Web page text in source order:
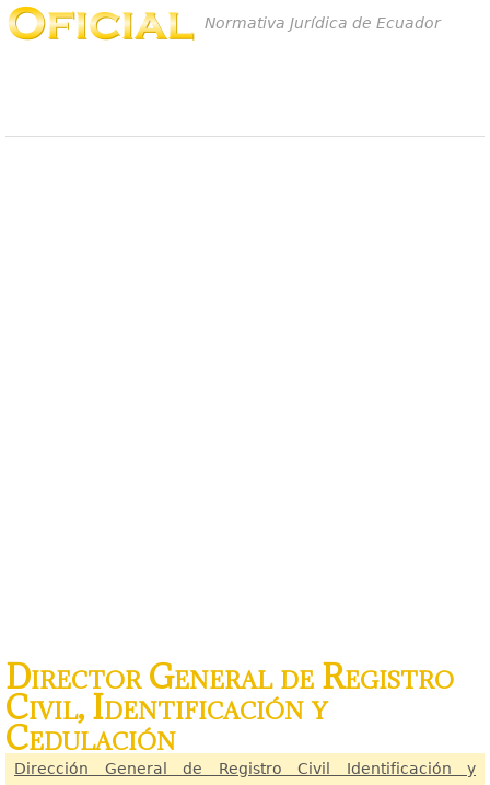
Normativa Jurídica de Ecuador
Director General de Registro
Civil, Identificación y
Cedulación
Dirección General de Registro Civil Identificación y